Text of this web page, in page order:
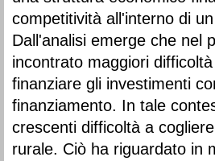
competitività all'interno di
Dall'analisi emerge che nel
incontrato maggiori
finanziare gli investimenti
finanziamento. In tale
crescenti difficoltà a
rurale. Ciò ha riguardato in